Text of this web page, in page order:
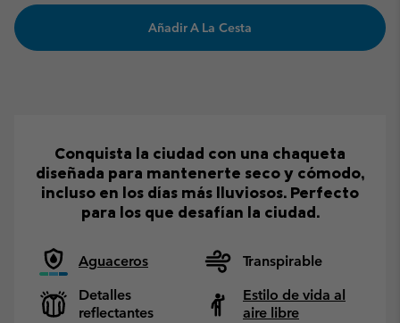
Añadir A La Cesta
Conquista la ciudad con una chaqueta
diseñada para mantenerte seco y cómodo,
incluso en los días más lluviosos. Perfecto
para los que desafían la ciudad.
Aguaceros
Transpirable
Detalles
reflectantes
Estilo de vida al
aire libre